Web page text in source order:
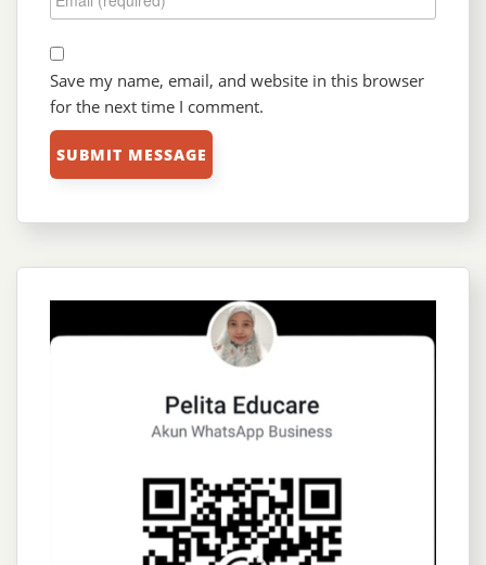
Save my name, email, and website in this browser
for the next time I comment.